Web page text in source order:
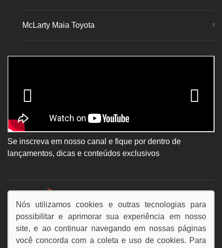
McLarty Maia Toyota
Se inscreva em nosso canal e fique por dentro de
lançamentos, dicas e conteúdos exclusivos
DESACELERE. SEU BEM MAIOR É A VIDA.
Nós utilizamos cookies e outras tecnologias para
possibilitar e aprimorar sua experiência em nosso
site, e ao continuar navegando em nossas páginas
você concorda com a coleta e uso de cookies. Para